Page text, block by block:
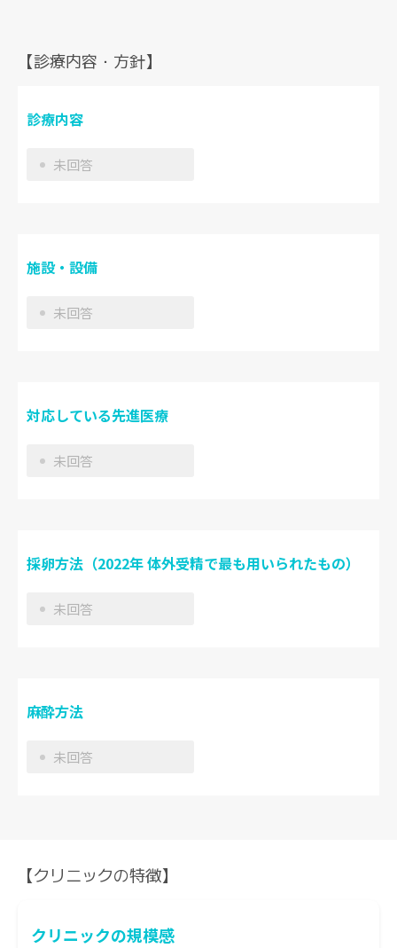
【診療内容・方針】
診療内容
未回答
施設・設備
未回答
対応している先進医療
未回答
採卵方法（2022年 体外受精で最も用いられたもの）
未回答
麻酔方法
未回答
【クリニックの特徴】
クリニックの規模感